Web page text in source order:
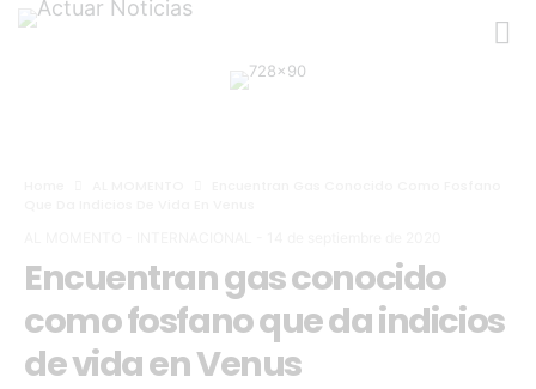
Encuentran gas conocido
como fosfano que da indicios
de vida en Venus